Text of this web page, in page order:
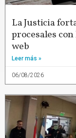
La Justicia
procesales
web
Leer más »
06/08/2026